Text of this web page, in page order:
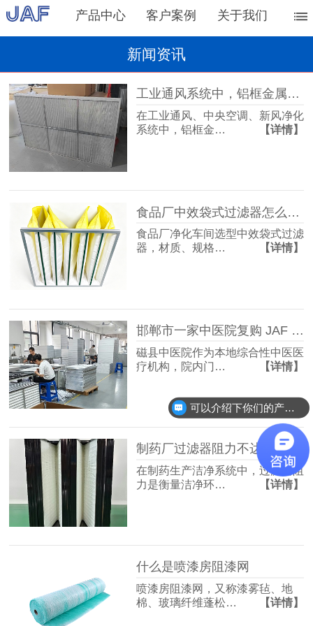
产品中心 客户案例 关于我们
新闻资讯
工业通风系统中，铝框金属网过滤器的主要作用
在工业通风、中央空调、新风净化
系统中，铝框金…
【详情】
食品厂中效袋式过滤器怎么选？过滤等级是关键
食品厂净化车间选型中效袋式过滤
器，材质、规格…
【详情】
邯郸市一家中医院复购 JAF 佳合初中效过滤器
磁县中医院作为本地综合性中医医
疗机构，院内门…
【详情】
制药厂过滤器阻力不达标？快速排查与整改方案收好！
在制药生产洁净系统中，过滤器阻
力是衡量洁净环…
【详情】
什么是喷漆房阻漆网
喷漆房阻漆网，又称漆雾毡、地
棉、玻璃纤维蓬松…
【详情】
可以介绍下你们的产品么？